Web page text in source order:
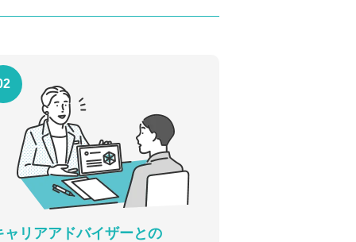
ャリアアドバイザーとの